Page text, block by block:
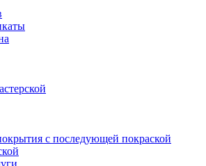
с последующей покраской